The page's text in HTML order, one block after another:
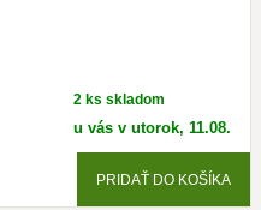
2 ks skladom
u vás v utorok, 11.08.
PRIDAŤ DO KOŠÍKA